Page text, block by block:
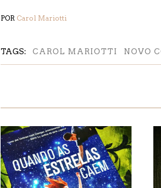
POR Carol Mariotti
TAGS: CAROL MARIOTTI NOVO